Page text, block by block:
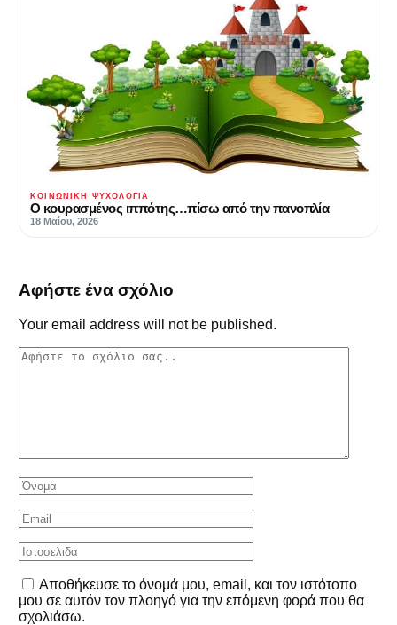
ΚΟΙΝΩΝΙΚΉ ΨΥΧΟΛΟΓΊΑ
Ο κουρασμένος ιππότης…πίσω από την πανοπλία
18 Μαΐου, 2026
Αφήστε ένα σχόλιο
Your email address will not be published.
Αποθήκευσε το όνομά μου, email, και τον ιστότοπο
μου σε αυτόν τον πλοηγό για την επόμενη φορά που θα
σχολιάσω.